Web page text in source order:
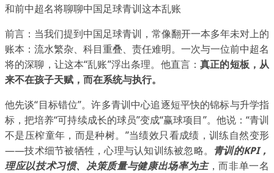
和前中超名将聊聊中国足球青训这本乱账
前言：当我们提到中国足球青训，常像翻开一本多年未对上的
账本：流水繁杂、科目重叠、责任难明。一次与一位前中超名
将的深聊，让这本“乱账”浮出条理。他直言：真正的短板，从
来不在孩子天赋，而在系统与执行。
他先谈“目标错位”。许多青训中心追逐短平快的锦标与升学指
标，把培养“可持续成长的球员”变成“赢球项目”。他说：“青训
不是压榨童年，而是种树。”当绩效只看成绩，训练自然变形
——技术细节被牺牲，心理与认知训练被忽略。 青训的KPI，
理应以技术习惯、决策质量与健康出场率为主，而非单一名